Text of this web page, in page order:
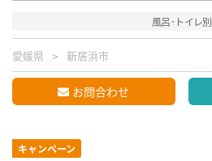
風呂･トイレ別
愛媛県 新居浜市
お問合わせ
キャンペーン